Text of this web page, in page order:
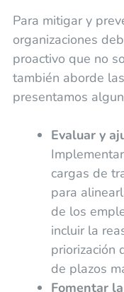
Para mitigar y
organizaciones
proactivo que no
también aborde
presentamos
Evaluar y
cargas de
para
de los
incluir la
priorización
de plazos
Fomentar